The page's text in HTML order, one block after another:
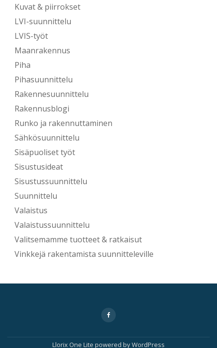
Kuvat & piirrokset
LVI-suunnittelu
LVIS-työt
Maanrakennus
Piha
Pihasuunnittelu
Rakennesuunnittelu
Rakennusblogi
Runko ja rakennuttaminen
Sähkösuunnittelu
Sisäpuoliset työt
Sisustusideat
Sisustussuunnittelu
Suunnittelu
Valaistus
Valaistussuunnittelu
Valitsemamme tuotteet & ratkaisut
Vinkkejä rakentamista suunnitteleville
Menu
fa-
facebook
Llorix One Lite powered byWordPress